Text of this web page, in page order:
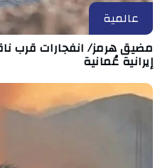
عالمية
مضيق هرمز/ انفجارات قرب
إيرانية عُمانية